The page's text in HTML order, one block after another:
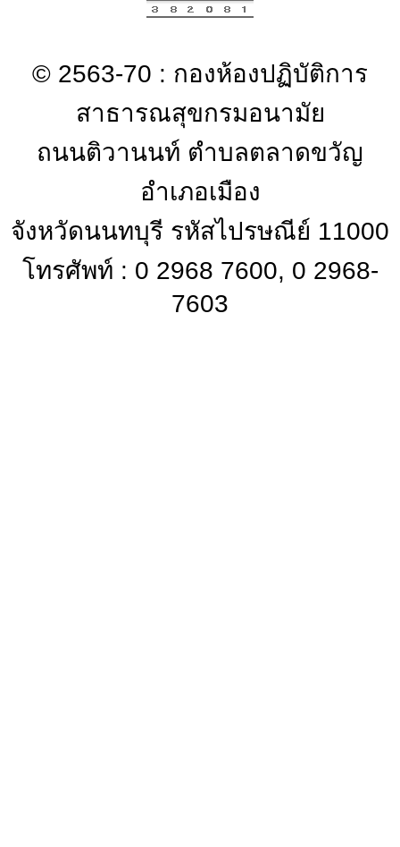
© 2563-70 : กองห้องปฏิบัติการ
สาธารณสุขกรมอนามัย
ถนนติวานนท์ ตำบลตลาดขวัญ
อำเภอเมือง
จังหวัดนนทบุรี รหัสไปรษณีย์ 11000
โทรศัพท์ : 0 2968 7600, 0 2968-
7603